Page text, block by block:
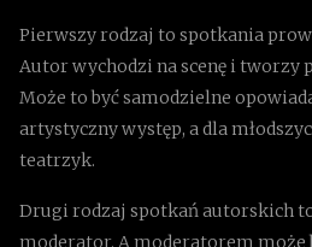
Pierwszy rodzaj to spotkania
Autor wychodzi na scenę i tworzy
Może to być samodzielne
artystyczny występ, a dla
teatrzyk.
Drugi rodzaj spotkań autorskich
moderator. A moderatorem może